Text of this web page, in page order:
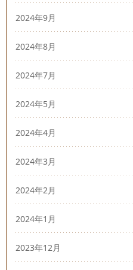
2024年9月
2024年8月
2024年7月
2024年5月
2024年4月
2024年3月
2024年2月
2024年1月
2023年12月